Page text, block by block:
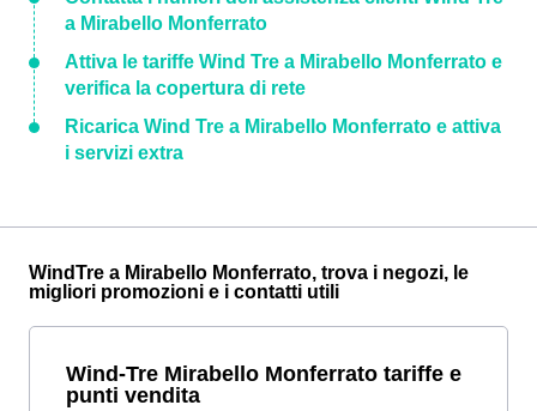
a Mirabello Monferrato
Attiva le tariffe Wind Tre a Mirabello Monferrato e
verifica la copertura di rete
Ricarica Wind Tre a Mirabello Monferrato e attiva
i servizi extra
WindTre a Mirabello Monferrato, trova i negozi, le
migliori promozioni e i contatti utili
Wind-Tre Mirabello Monferrato tariffe e
punti vendita